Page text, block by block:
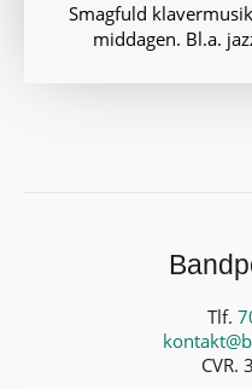
Smagfuld
middagen. Bl.a.
Tlf.
CVR.